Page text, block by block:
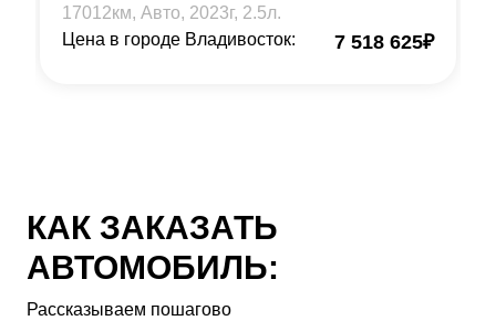
17012км, Авто, 2023г, 2.5л.
Цена в городе Владивосток:
7 518 625₽
КАК ЗАКАЗАТЬ
АВТОМОБИЛЬ:
Рассказываем пошагово